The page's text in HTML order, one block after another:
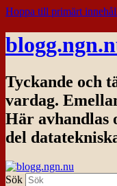
Hoppa till primärt
Tyckande och
vardag.
Här avhandlas
del
Sök